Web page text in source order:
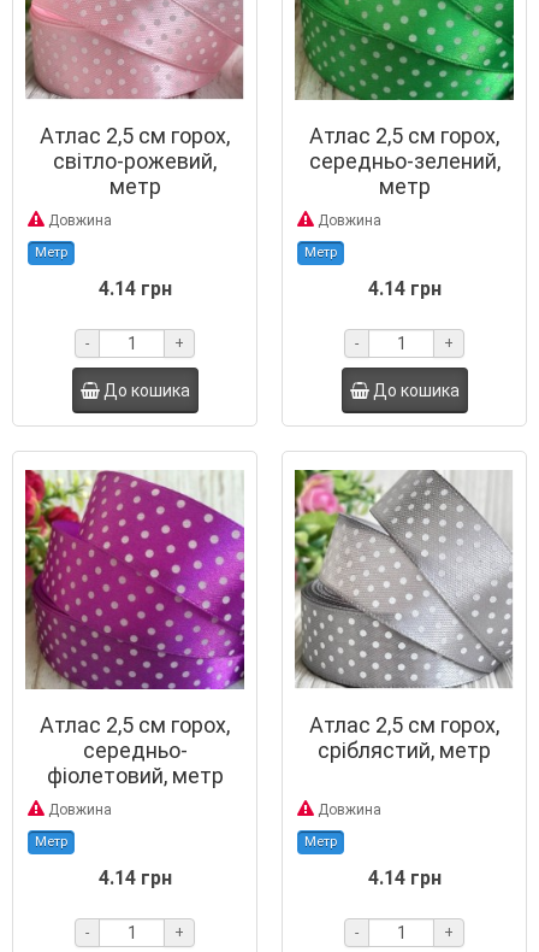
Атлас 2,5 см горох,
світло-рожевий,
метр
Довжина
Метр
4.14 грн
- +
До кошика
Атлас 2,5 см горох,
середньо-зелений,
метр
Довжина
Метр
4.14 грн
- +
До кошика
Атлас 2,5 см горох,
середньо-
фіолетовий, метр
Довжина
Метр
4.14 грн
- +
Атлас 2,5 см горох,
сріблястий, метр
Довжина
Метр
4.14 грн
- +